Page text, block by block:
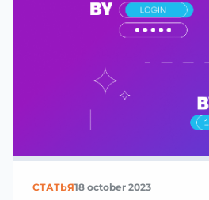
СТАТЬЯ18 october 2023